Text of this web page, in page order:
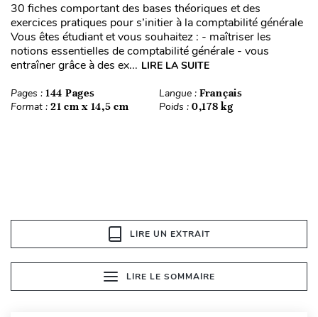
30 fiches comportant des bases théoriques et des
exercices pratiques pour s’initier à la comptabilité générale
Vous êtes étudiant et vous souhaitez : - maîtriser les
notions essentielles de comptabilité générale - vous
entraîner grâce à des ex... LIRE LA SUITE
Pages : 144 Pages Langue : Français
Format : 21 cm x 14,5 cm Poids : 0,178 kg
LIRE UN EXTRAIT
LIRE LE SOMMAIRE